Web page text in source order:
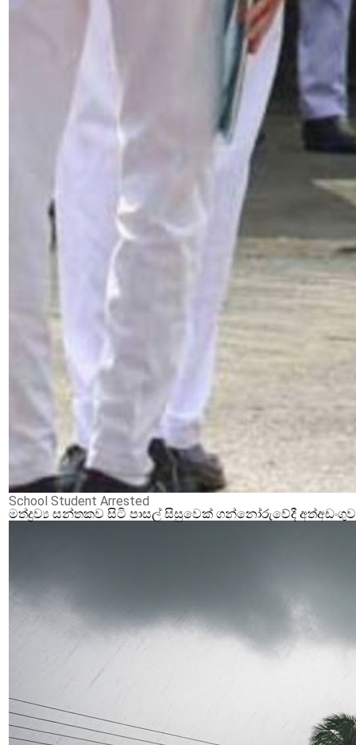
School Student Arrested
මත්ද්‍රව්‍ය සන්තකව සිටි පාසල් සිසුවෙක් ගන්නෝරුවේදී